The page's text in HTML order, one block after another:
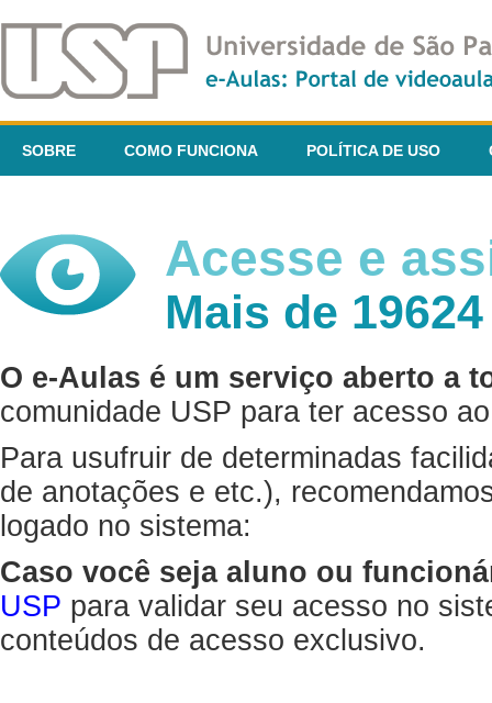
SOBRE COMO FUNCIONA POLÍTICA DE USO
Acesse e
Mais de
O e-Aulas é um serviço aberto a
comunidade USP para ter acesso
Para usufruir de determinadas
de anotações e etc.),
logado no sistema:
Caso você seja aluno ou
USP para validar seu acesso no
conteúdos de acesso exclusivo.